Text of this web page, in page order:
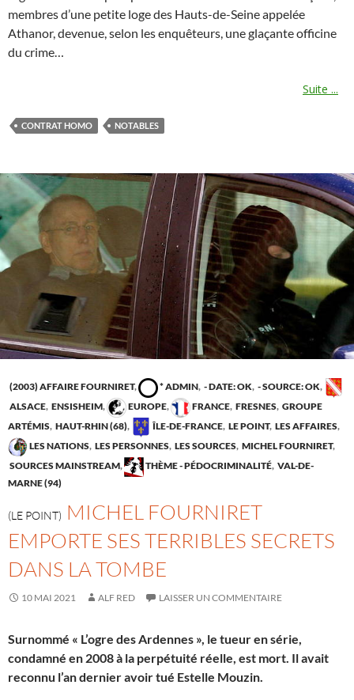
membres d’une petite loge des Hauts-de-Seine appelée
Athanor, devenue, selon les enquêteurs, une glaçante officine
du crime…
Suite ...
CONTRAT HOMO NOTABLES
(2003) AFFAIRE FOURNIRET, * ADMIN, - DATE: OK, - SOURCE: OK,
ALSACE, ENSISHEIM, EUROPE, FRANCE, FRESNES, GROUPE
ARTÉMIS, HAUT-RHIN (68), ÎLE-DE-FRANCE, LE POINT, LES AFFAIRES,
LES NATIONS, LES PERSONNES, LES SOURCES, MICHEL FOURNIRET,
SOURCES MAINSTREAM, THÈME - PÉDOCRIMINALITÉ, VAL-DE-
MARNE (94)
(LE POINT) MICHEL FOURNIRET
EMPORTE SES TERRIBLES SECRETS
DANS LA TOMBE
10 MAI 2021 ALF RED LAISSER UN COMMENTAIRE
Surnommé « L’ogre des Ardennes », le tueur en série,
condamné en 2008 à la perpétuité réelle, est mort. Il avait
reconnu l’an dernier avoir tué Estelle Mouzin.